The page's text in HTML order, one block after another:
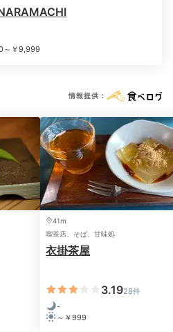
を。大和野菜にまほろ
～￥9,999
情報提供：
41m
喫茶店、そば、甘味処
衣掛茶屋
3.1928件
-
～￥999